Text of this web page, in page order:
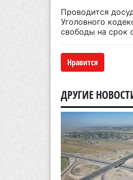
Проводится
Уголовного
свободы на срок
Нравится
ДРУГИЕ